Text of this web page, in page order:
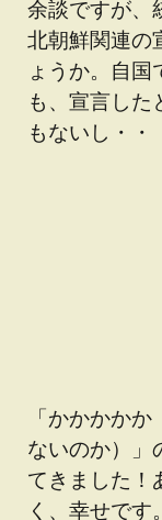
余談ですが、
北朝鮮関連の
ょうか。自
も、宣言した
もないし・・
「かかかか
ないのか）」
てきました！
く、幸せです。